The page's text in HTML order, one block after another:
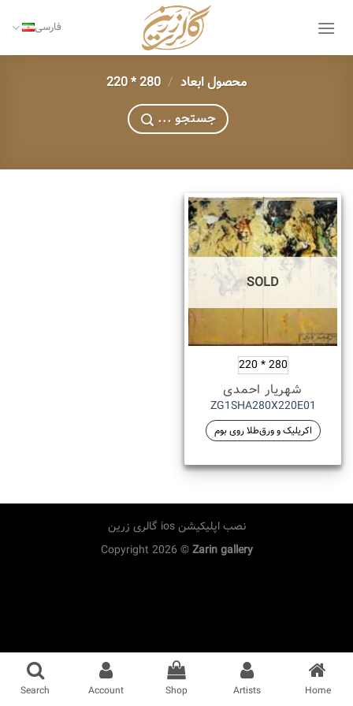
فارسی
محصول ابعاد /
... جستجو
SOLD
280 * 220
شهریار احمدی
ZG1SHA280X220E01
اکریلیک و ورق‌طلا روی بوم
نصب اپلیکیشن ios گالری زرین
Copyright 2026 ©Zarin gallery
Home
Artists
Shop
Account
Search